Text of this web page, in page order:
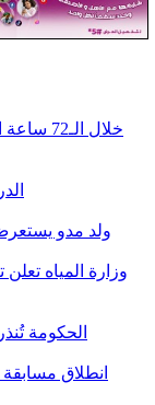
خلال
ولد مدو
الحكومة